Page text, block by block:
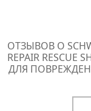
ОТЗЫВОВ О
REPAIR
ДЛЯ